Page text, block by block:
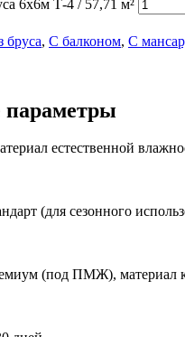
6x6м Т-4 / 57,71 м²
бруса, С балконом, С
естественной
(для сезонного
(под ПМЖ), материал